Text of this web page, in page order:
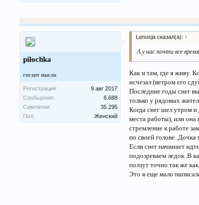
pilochka
гигант мысли
Регистрация:
9 авг 2017
Сообщения:
6.688
Симпатии:
35.295
Пол:
Женский
Lenusja сказал(а): ↑
А у нас почти все
Как и там, где я живу.
исчезал (ветром его
Последние годы снег
только у рядовых
Когда снег шел утром
места работы), или она
стремление к работе
по своей голове..Дочка
Если снег начинает
подозреваем ледок..В
ползут точно так же
Это я еще мало